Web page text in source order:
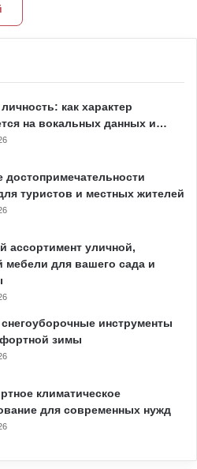
как характер
на вокальных данных и…
достопримечательности
туристов и местных жителей
ассортимент уличной,
мебели для вашего сада и
инструменты
зимы
климатическое
для современных нужд